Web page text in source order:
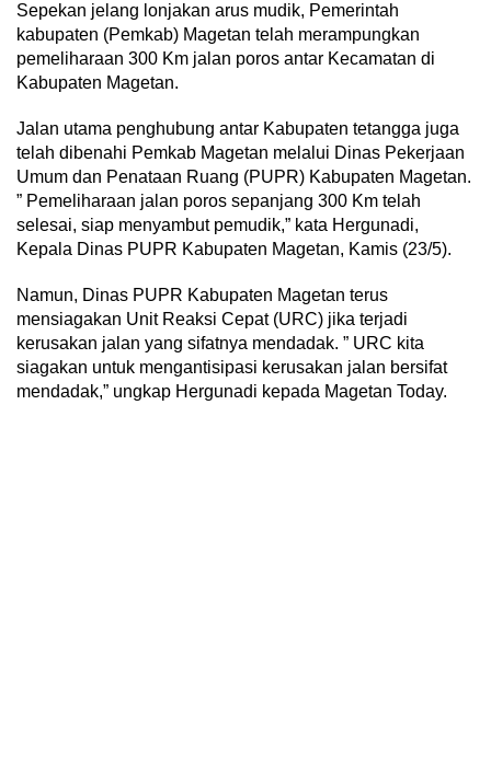
Sepekan jelang lonjakan arus mudik, Pemerintah
kabupaten (Pemkab) Magetan telah merampungkan
pemeliharaan 300 Km jalan poros antar Kecamatan di
Kabupaten Magetan.
Jalan utama penghubung antar Kabupaten tetangga juga
telah dibenahi Pemkab Magetan melalui Dinas Pekerjaan
Umum dan Penataan Ruang (PUPR) Kabupaten Magetan.
” Pemeliharaan jalan poros sepanjang 300 Km telah
selesai, siap menyambut pemudik,” kata Hergunadi,
Kepala Dinas PUPR Kabupaten Magetan, Kamis (23/5).
Namun, Dinas PUPR Kabupaten Magetan terus
mensiagakan Unit Reaksi Cepat (URC) jika terjadi
kerusakan jalan yang sifatnya mendadak. ” URC kita
siagakan untuk mengantisipasi kerusakan jalan bersifat
mendadak,” ungkap Hergunadi kepada Magetan Today.